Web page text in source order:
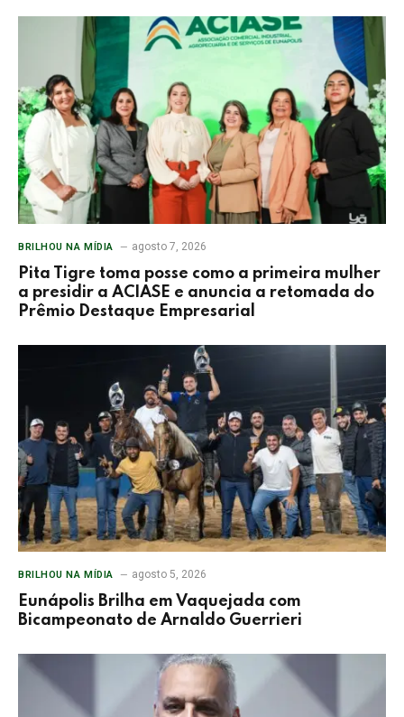
BRILHOU NA MÍDIA agosto 7, 2026
Pita Tigre toma posse como a primeira mulher
a presidir a ACIASE e anuncia a retomada do
Prêmio Destaque Empresarial
BRILHOU NA MÍDIA agosto 5, 2026
Eunápolis Brilha em Vaquejada com
Bicampeonato de Arnaldo Guerrieri